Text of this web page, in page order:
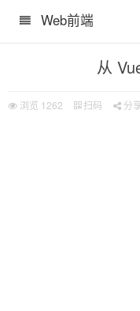
Web前端
从
浏览 1262 扫码 分